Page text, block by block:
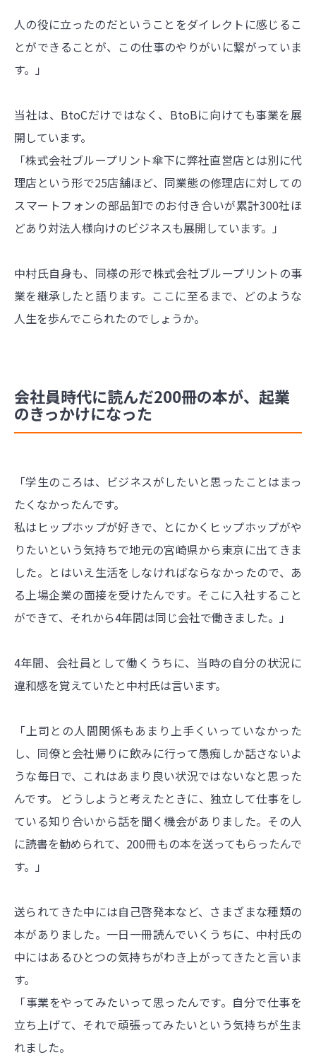
人の役に立ったのだということをダイレクトに感じるこ
とができることが、この仕事のやりがいに繋がっていま
す。」
当社は、BtoCだけではなく、BtoBに向けても事業を展
開しています。
「株式会社ブループリント傘下に弊社直営店とは別に代
理店という形で25店舗ほど、同業態の修理店に対しての
スマートフォンの部品卸でのお付き合いが累計300社ほ
どあり対法人様向けのビジネスも展開しています。」
中村氏自身も、同様の形で株式会社ブループリントの事
業を継承したと語ります。ここに至るまで、どのような
人生を歩んでこられたのでしょうか。
会社員時代に読んだ200冊の本が、起業
のきっかけになった
「学生のころは、ビジネスがしたいと思ったことはまっ
たくなかったんです。
私はヒップホップが好きで、とにかくヒップホップがや
りたいという気持ちで地元の宮崎県から東京に出てきま
した。とはいえ生活をしなければならなかったので、あ
る上場企業の面接を受けたんです。そこに入社すること
ができて、それから4年間は同じ会社で働きました。」
4年間、会社員として働くうちに、当時の自分の状況に
違和感を覚えていたと中村氏は言います。
「上司との人間関係もあまり上手くいっていなかった
し、同僚と会社帰りに飲みに行って愚痴しか話さないよ
うな毎日で、これはあまり良い状況ではないなと思った
んです。 どうしようと考えたときに、独立して仕事をし
ている知り合いから話を聞く機会がありました。その人
に読書を勧められて、200冊もの本を送ってもらったんで
す。」
送られてきた中には自己啓発本など、さまざまな種類の
本がありました。一日一冊読んでいくうちに、中村氏の
中にはあるひとつの気持ちがわき上がってきたと言いま
す。
「事業をやってみたいって思ったんです。自分で仕事を
立ち上げて、それで頑張ってみたいという気持ちが生ま
れました。